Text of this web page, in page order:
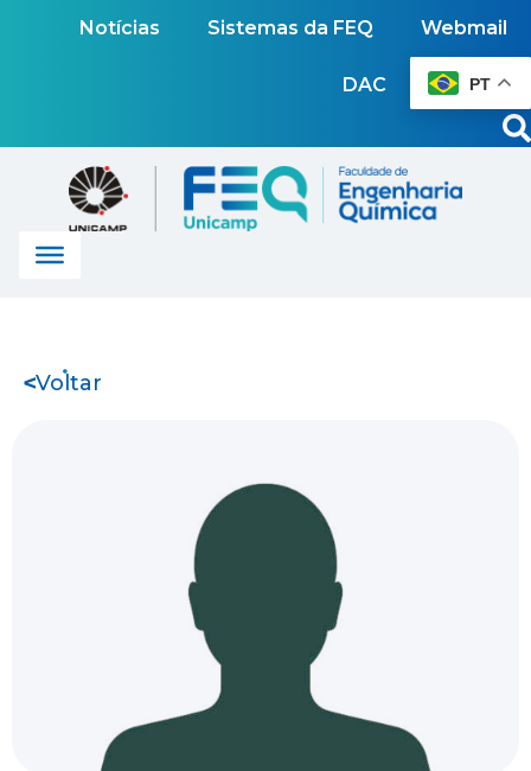
Notícias Sistemas da FEQ Webmail
DAC PT
Voltar